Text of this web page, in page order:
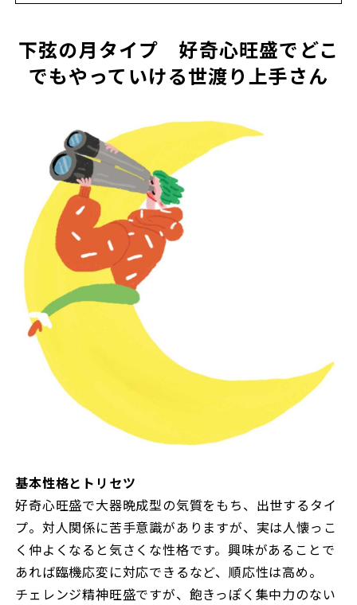
下弦の月タイプ 好奇心旺盛でどこ
でもやっていける世渡り上手さん
基本性格とトリセツ
好奇心旺盛で大器晩成型の気質をもち、出世するタイ
プ。対人関係に苦手意識がありますが、実は人懐っこ
く仲よくなると気さくな性格です。興味があることで
あれば臨機応変に対応できるなど、順応性は高め。
チェレンジ精神旺盛ですが、飽きっぽく集中力のない